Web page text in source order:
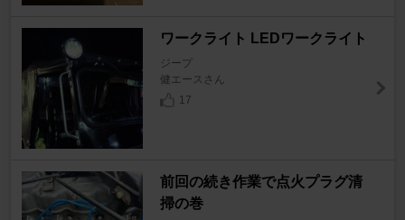
ワークライト LEDワークライト
ジープ
健エースさん
17
前回の続き作業で点火プラグ清
掃の巻